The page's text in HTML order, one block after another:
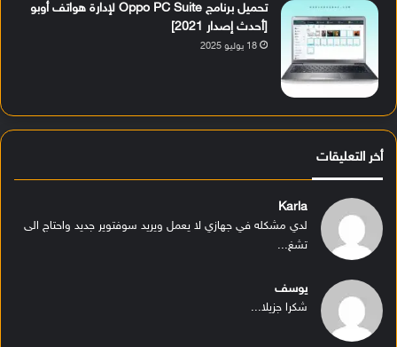
تحميل برنامج Oppo PC Suite لإدارة هواتف أوبو
[أحدث إصدار 2021]
18 يوليو 2025
أخر التعليقات
Karla
لدي مشكله في جهازي لا يعمل ويريد سوفتوير جديد واحتاج الى
تشغ...
يوسف
شكرا جزيلا...